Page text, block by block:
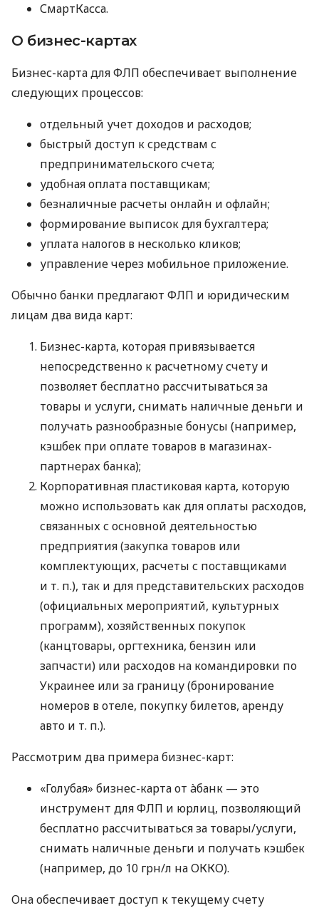
СмартКасса.
О бизнес-картах
Бизнес-карта для ФЛП обеспечивает выполнение
следующих процессов:
отдельный учет доходов и расходов;
быстрый доступ к средствам с
предпринимательского счета;
удобная оплата поставщикам;
безналичные расчеты онлайн и офлайн;
формирование выписок для бухгалтера;
уплата налогов в несколько кликов;
управление через мобильное приложение.
Обычно банки предлагают ФЛП и юридическим
лицам два вида карт:
Бизнес-карта, которая привязывается
непосредственно к расчетному счету и
позволяет бесплатно рассчитываться за
товары и услуги, снимать наличные деньги и
получать разнообразные бонусы (например,
кэшбек при оплате товаров в магазинах-
партнерах банка);
Корпоративная пластиковая карта, которую
можно использовать как для оплаты расходов,
связанных с основной деятельностью
предприятия (закупка товаров или
комплектующих, расчеты с поставщиками
и т. п.), так и для представительских расходов
(официальных мероприятий, культурных
программ), хозяйственных покупок
(канцтовары, оргтехника, бензин или
запчасти) или расходов на командировки по
Украинее или за границу (бронирование
номеров в отеле, покупку билетов, аренду
авто и т. п.).
Рассмотрим два примера бизнес-карт:
«Голубая» бизнес-карта от àбанк — это
инструмент для ФЛП и юрлиц, позволяющий
бесплатно рассчитываться за товары/услуги,
снимать наличные деньги и получать кэшбек
(например, до 10 грн/л на ОККО).
Она обеспечивает доступ к текущему счету